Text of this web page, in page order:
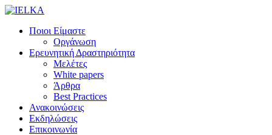
Ποιοι Είμαστε
Οργάνωση
Ερευνητική Δραστηριότητα
Μελέτες
White papers
Άρθρα
Best Practices
Ανακοινώσεις
Εκδηλώσεις
Επικοινωνία